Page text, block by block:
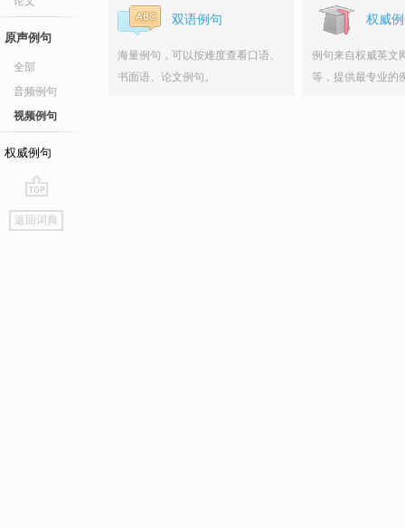
原声例句
全部
音频例句
视频例句
权威例句
go
top
返回词典
双语例句
海量例句，可以按难度查看口语、
书面语、论文例句。
权威
例句来自权威英文
等，提供最专业的